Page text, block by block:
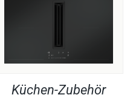
Küchen-Zubehör